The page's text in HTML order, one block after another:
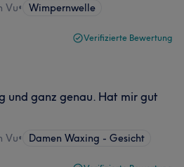
Vu• Wimpernwelle
Verifizierte Bewertung
und ganz genau. Hat mir gut
Vu• Damen Waxing - Gesicht